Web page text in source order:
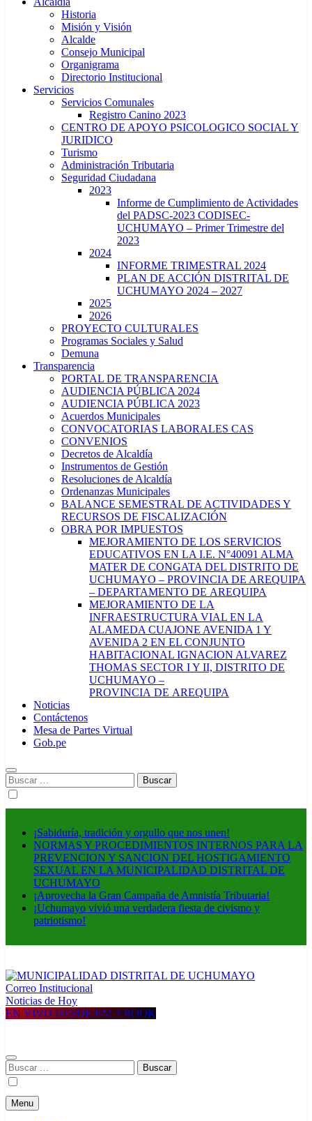
Historia
Misión y Visión
Alcalde
Consejo Municipal
Organigrama
Directorio Institucional
Servicios
Servicios Comunales
Registro Canino 2023
CENTRO DE APOYO PSICOLOGICO SOCIAL Y
JURIDICO
Turismo
Administración Tributaria
Seguridad Ciudadana
2023
Informe de Cumplimiento de Actividades
del PADSC-2023 CODISEC-
UCHUMAYO – Primer Trimestre del
2023
2024
INFORME TRIMESTRAL 2024
PLAN DE ACCIÓN DISTRITAL DE
UCHUMAYO 2024 – 2027
2025
2026
PROYECTO CULTURALES
Programas Sociales y Salud
Demuna
Transparencia
PORTAL DE TRANSPARENCIA
AUDIENCIA PÚBLICA 2024
AUDIENCIA PÚBLICA 2023
Acuerdos Municipales
CONVOCATORIAS LABORALES CAS
CONVENIOS
Decretos de Alcaldía
Instrumentos de Gestión
Resoluciones de Alcaldía
Ordenanzas Municipales
BALANCE SEMESTRAL DE ACTIVIDADES Y
RECURSOS DE FISCALIZACIÓN
OBRA POR IMPUESTOS
MEJORAMIENTO DE LOS SERVICIOS
EDUCATIVOS EN LA I.E. N°40091 ALMA
MATER DE CONGATA DEL DISTRITO DE
UCHUMAYO – PROVINCIA DE AREQUIPA
– DEPARTAMENTO DE AREQUIPA
MEJORAMIENTO DE LA
INFRAESTRUCTURA VIAL EN LA
ALAMEDA CUAJONE AVENIDA 1 Y
AVENIDA 2 EN EL CONJUNTO
HABITACIONAL IGNACION ALVAREZ
THOMAS SECTOR I Y II, DISTRITO DE
UCHUMAYO –
PROVINCIA DE AREQUIPA
Noticias
Contáctenos
Mesa de Partes Virtual
Gob.pe
Buscar:
¡Sabiduría, tradición y orgullo que nos unen!
NORMAS Y PROCEDIMIENTOS INTERNOS PARA LA
PREVENCION Y SANCION DEL HOSTIGAMIENTO
SEXUAL EN LA MUNICIPALIDAD DISTRITAL DE
UCHUMAYO
¡Aprovecha la Gran Campaña de Amnistía Tributaria!
¡Uchumayo vivió una verdadera fiesta de civismo y
patriotismo!
MUNICIPALIDAD DISTRITAL DE UCHUMAYO
Construyendo una nueva Historia
Correo Institucional
Noticias de Hoy
EN VIVO DESDE FACEBOOK
Buscar:
Menu